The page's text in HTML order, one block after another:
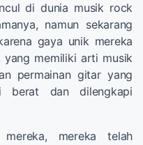
di dunia musik rock
namun sekarang
gaya unik mereka
yang memiliki arti musik
permainan gitar yang
berat dan dilengkapi
mereka telah